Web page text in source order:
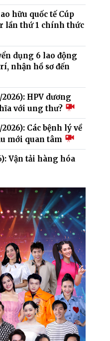
hữu quốc tế Cúp
lần thứ 1 chính thức
dụng 6 lao động
nhận hồ sơ đến
HPV dương
với ung thư?
Các bệnh lý về
mới quan tâm
Vận tải hàng hóa